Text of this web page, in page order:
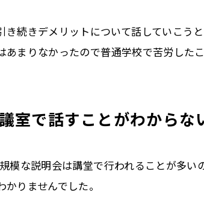
き続きデメリットについて話していこう
あまりなかったので普通学校で苦労したこ
で話すことがわからな
模な説明会は講堂で行われることが多い
かりませんでした。